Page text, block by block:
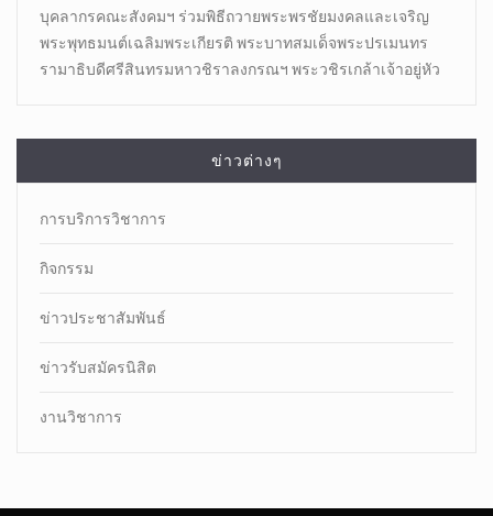
บุคลากรคณะสังคมฯ ร่วมพิธีถวายพระพรชัยมงคลและเจริญ
พระพุทธมนต์เฉลิมพระเกียรติ พระบาทสมเด็จพระปรเมนทร
รามาธิบดีศรีสินทรมหาวชิราลงกรณฯ พระวชิรเกล้าเจ้าอยู่หัว
ข่าวต่างๆ
การบริการวิชาการ
กิจกรรม
ข่าวประชาสัมพันธ์
ข่าวรับสมัครนิสิต
งานวิชาการ